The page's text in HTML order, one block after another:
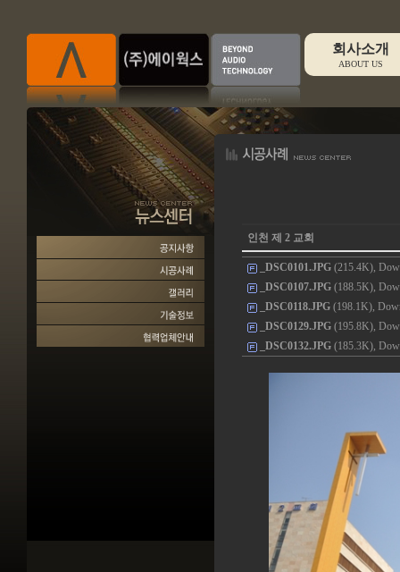
회사소개
ABOUT US
인천 제 2 교회
_DSC0101.JPG (215.4K),
_DSC0107.JPG (188.5K),
_DSC0118.JPG (198.1K),
_DSC0129.JPG (195.8K),
_DSC0132.JPG (185.3K),